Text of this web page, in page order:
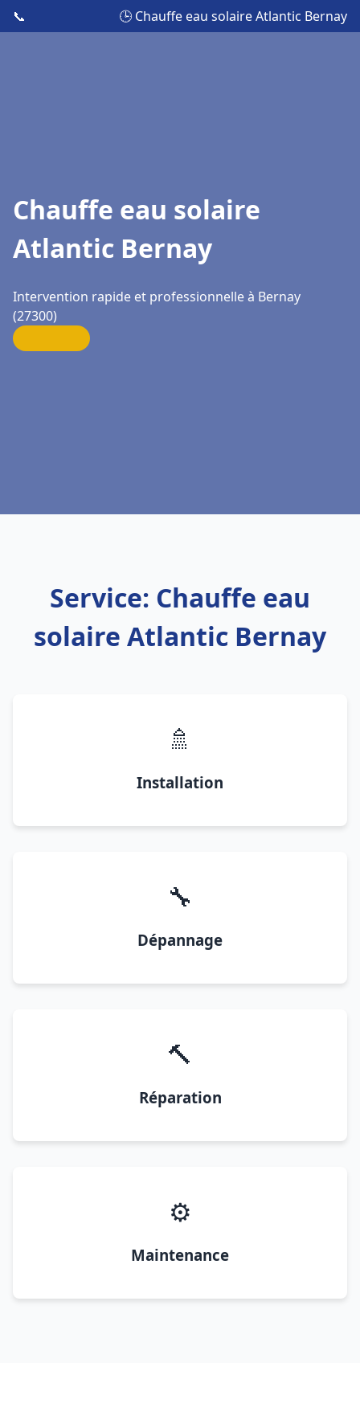
📞 🕒 Chauffe eau solaire Atlantic Bernay
Chauffe eau solaire
Atlantic Bernay
Intervention rapide et professionnelle à Bernay
(27300)
Service: Chauffe eau
solaire Atlantic Bernay
🚿
Installation
🔧
Dépannage
🔨
Réparation
⚙️
Maintenance